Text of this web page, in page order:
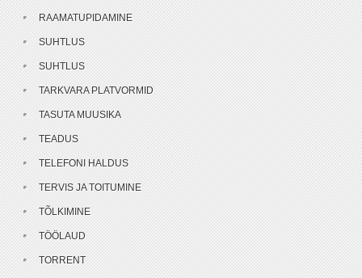
RAAMATUPIDAMINE
SUHTLUS
SUHTLUS
TARKVARA PLATVORMID
TASUTA MUUSIKA
TEADUS
TELEFONI HALDUS
TERVIS JA TOITUMINE
TÕLKIMINE
TÖÖLAUD
TORRENT